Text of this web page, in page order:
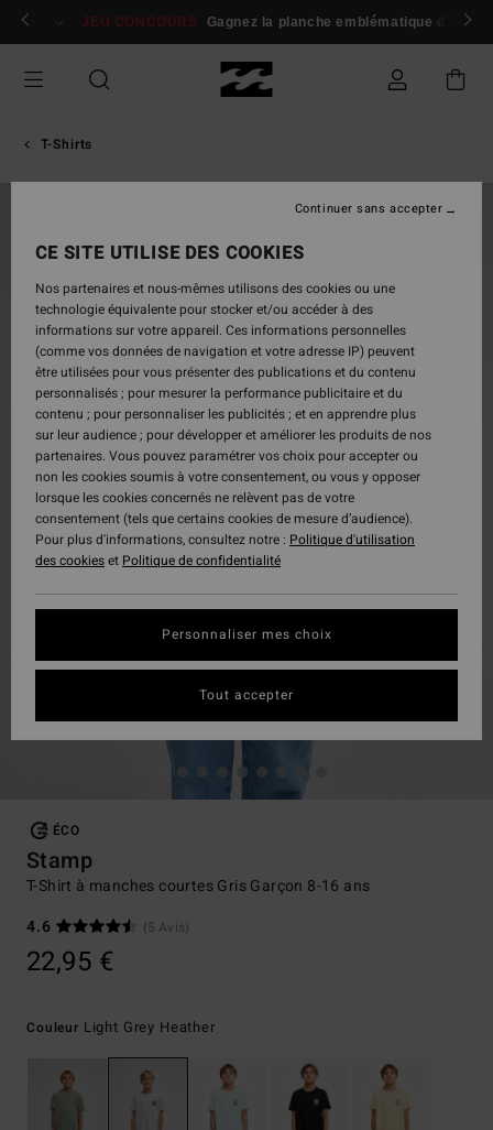
Passer
Se connecter / s'inscrire
JEU CONCOURS Gagnez la planche emblématique d'Andy
T-Shirts
ÉCO
Stamp
T-Shirt à manches courtes Gris Garçon 8-16 ans
4.6
(5 Avis)
22,95 €
Couleur Light Grey Heather
CE SITE UTILISE DES COOKIES
Nos partenaires et nous-mêmes utilisons des cookies ou une
technologie équivalente pour stocker et/ou accéder à des
informations sur votre appareil. Ces informations personnelles
(comme vos données de navigation et votre adresse IP) peuvent
être utilisées pour vous présenter des publications et du contenu
personnalisés ; pour mesurer la performance publicitaire et du
contenu ; pour personnaliser les publicités ; et en apprendre plus
sur leur audience ; pour développer et améliorer les produits de nos
partenaires. Vous pouvez paramétrer vos choix pour accepter ou
non les cookies soumis à votre consentement, ou vous y opposer
lorsque les cookies concernés ne relèvent pas de votre
consentement (tels que certains cookies de mesure d’audience).
Pour plus d'informations, consultez notre : Politique d'utilisation
des cookieset Politique de confidentialité
Personnaliser mes choix
Continuer sans accepter
Tout accepter